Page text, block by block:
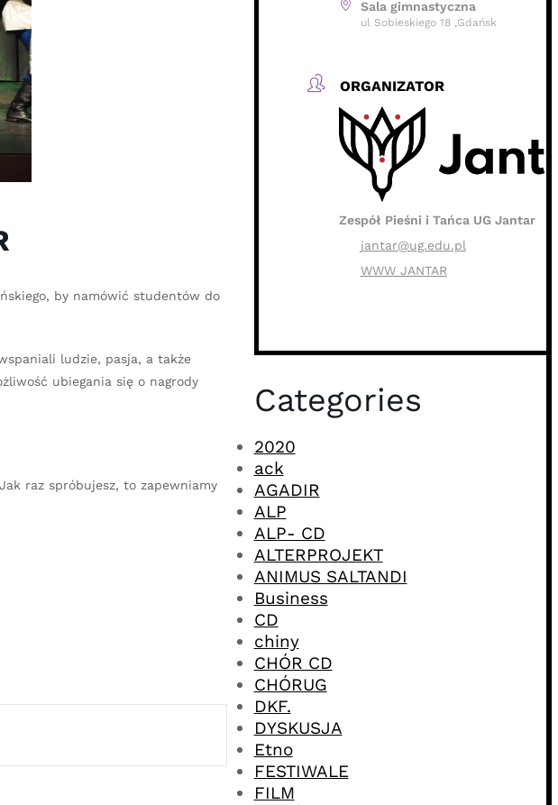
by namówić studentów do
ludzie, pasja, a także
ubiegania się o nagrody
raz spróbujesz, to zapewniamy
Sala gimnastyczna
ul Sobieskiego 18 ,Gdańsk
ORGANIZATOR
Zespół Pieśni i Tańca UG Jantar
jantar@ug.edu.pl
WWW JANTAR
Categories
2020
ack
AGADIR
ALP
ALP- CD
ALTERPROJEKT
ANIMUS SALTANDI
Business
CD
chiny
CHÓR CD
CHÓRUG
DKF.
DYSKUSJA
Etno
FESTIWALE
FILM